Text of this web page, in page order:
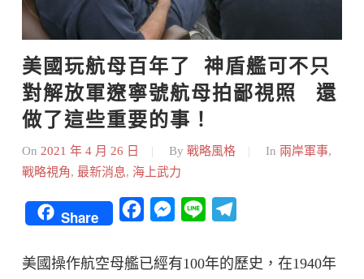
美國玩航母百年了  神盾艦可不只
對解放軍遼寧號航母拍鄙視照   還
做了這些重要的事！
On 2021 年 4 月 26 日 By 戰略風格 In 兩岸軍事,
戰略視角, 最新消息, 海上武力
Share FacebookMessenger
Line
美國操作航空母艦已經有100年的歷史，在1940年